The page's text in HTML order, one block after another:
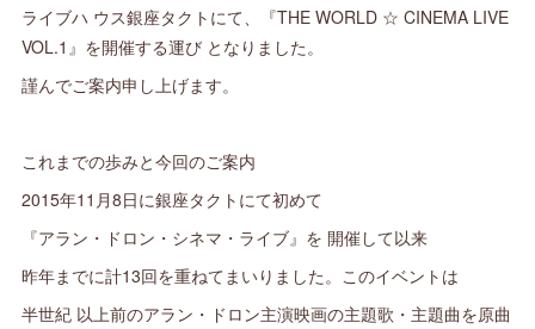
ライブハ ウス銀座タクトにて、『THE WORLD ☆ CINEMA LIVE
VOL.1』を開催する運び となりました。
謹んでご案内申し上げます。
これまでの歩みと今回のご案内
2015年11月8日に銀座タクトにて初めて
『アラン・ドロン・シネマ・ライブ』を 開催して以来
昨年までに計13回を重ねてまいりました。このイベントは
半世紀 以上前のアラン・ドロン主演映画の主題歌・主題曲を原曲